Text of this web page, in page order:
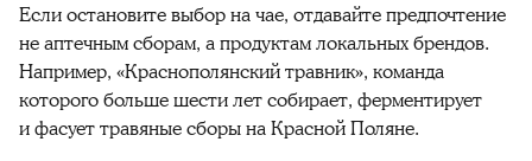
Если остановите выбор на чае, отдавайте предпочтение
не аптечным сборам, а продуктам локальных брендов.
Например, «Краснополянский травник», команда
которого больше шести лет собирает, ферментирует
и фасует травяные сборы на Красной Поляне.